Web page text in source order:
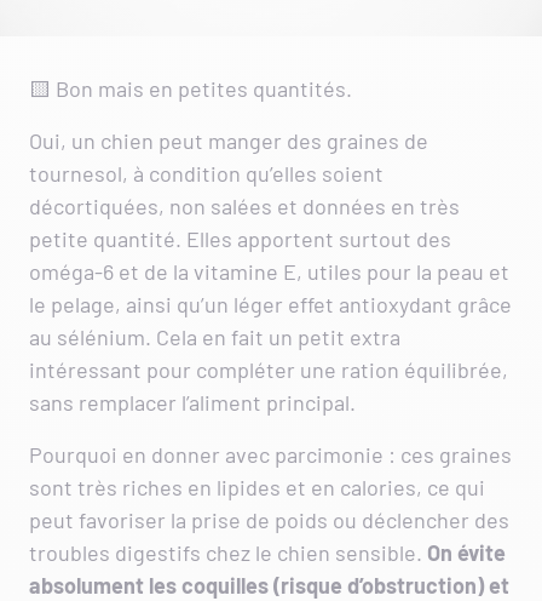
🟨 Bon mais en petites quantités.
Oui, un chien peut manger des graines de
tournesol, à condition qu’elles soient
décortiquées, non salées et données en très
petite quantité. Elles apportent surtout des
oméga‑6 et de la vitamine E, utiles pour la peau et
le pelage, ainsi qu’un léger effet antioxydant grâce
au sélénium. Cela en fait un petit extra
intéressant pour compléter une ration équilibrée,
sans remplacer l’aliment principal.
Pourquoi en donner avec parcimonie : ces graines
sont très riches en lipides et en calories, ce qui
peut favoriser la prise de poids ou déclencher des
troubles digestifs chez le chien sensible. On évite
absolument les coquilles (risque d’obstruction) et